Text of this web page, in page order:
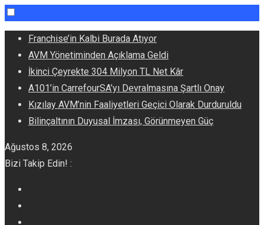
Skip
content
Franchise’in Kalbi Burada Atıyor
AVM Yönetiminden Açıklama Geldi
İkinci Çeyrekte 304 Milyon TL Net Kâr
A101’in CarrefourSA’yı Devralmasına Şartlı Onay
Kızılay AVM’nin Faaliyetleri Geçici Olarak Durduruldu
Bilinçaltının Duyusal İmzası, Görünmeyen Güç
Ağustos 8, 2026
Bizi Takip Edin! :